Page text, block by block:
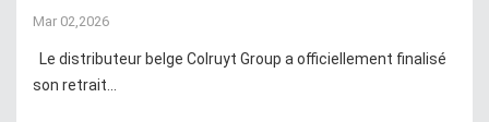
Mar 02,2026
Le distributeur belge Colruyt Group a officiellement finalisé
son retrait...